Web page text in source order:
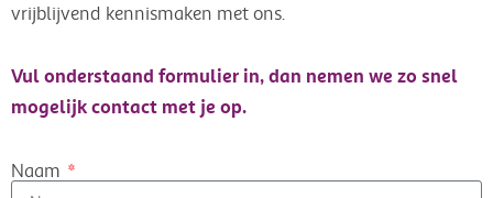
vrijblijvend kennismaken met ons.
Vul onderstaand formulier in, dan nemen we zo snel
mogelijk contact met je op.
Naam